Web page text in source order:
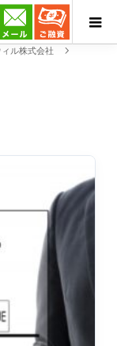
ル株式会社